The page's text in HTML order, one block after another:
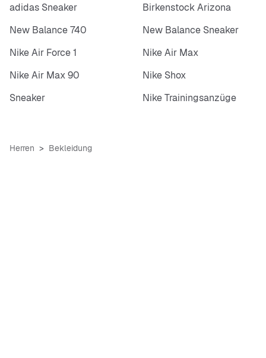
adidas Sneaker
Birkenstock Arizona
New Balance 740
New Balance Sneaker
Nike Air Force 1
Nike Air Max
Nike Air Max 90
Nike Shox
Sneaker
Nike Trainingsanzüge
Herren Bekleidung